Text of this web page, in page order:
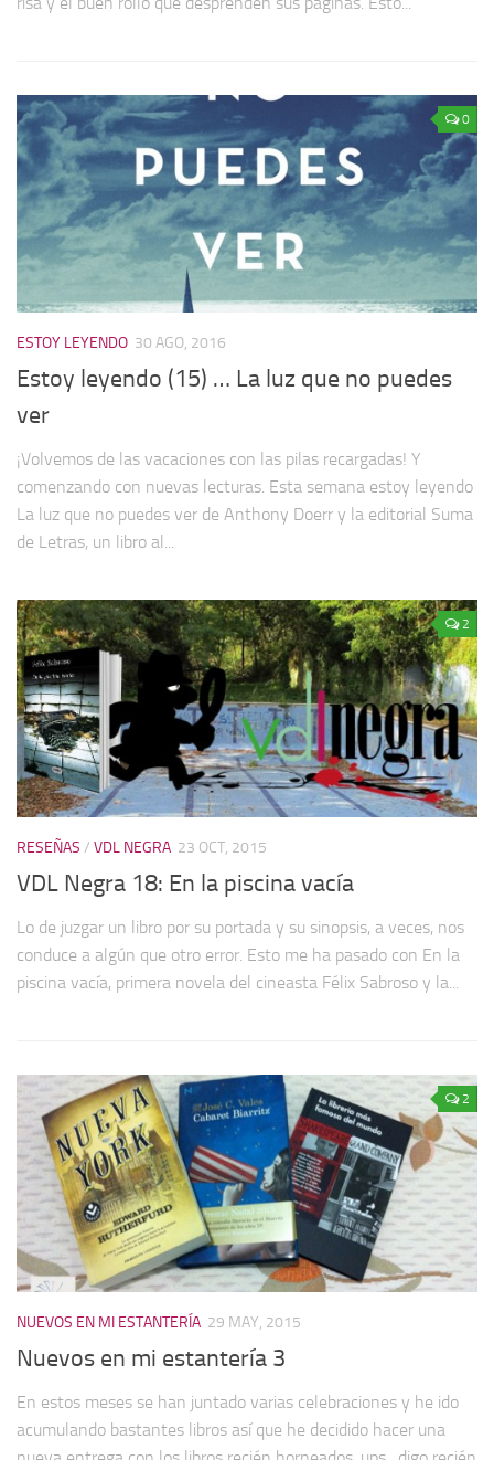
0
ESTOY LEYENDO 30 AGO, 2016
Estoy leyendo (15) … La luz que no puedes
ver
¡Volvemos de las vacaciones con las pilas recargadas! Y
comenzando con nuevas lecturas. Esta semana estoy leyendo
La luz que no puedes ver de Anthony Doerr y la editorial Suma
de Letras, un libro al...
2
RESEÑAS / VDL NEGRA 23 OCT, 2015
VDL Negra 18: En la piscina vacía
Lo de juzgar un libro por su portada y su sinopsis, a veces, nos
conduce a algún que otro error. Esto me ha pasado con En la
piscina vacía, primera novela del cineasta Félix Sabroso y la...
2
NUEVOS EN MI ESTANTERÍA 29 MAY, 2015
Nuevos en mi estantería 3
En estos meses se han juntado varias celebraciones y he ido
acumulando bastantes libros así que he decidido hacer una